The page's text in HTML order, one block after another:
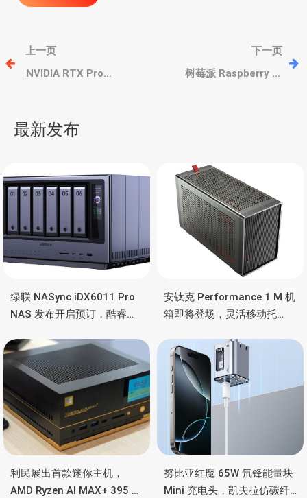
文
章
航
上一页
NVIDIA RTX Pro
水面，5月上市
下一页
树莓派 Raspberry Pi
最新发布
绿联 NASync iDX6011 Pro
NAS 发布开启预订，酷睿
雷电4、OCuLink
安钛克 Performance 1 M 机
箱即将登场，灵活移动托
4090/RTX 5090
利民展出首款迷你主机，
AMD Ryzen AI MAX+ 395 处
努比亚红魔 65W 氘锋能量块
Mini 充电头，凯夫拉仿碳纤